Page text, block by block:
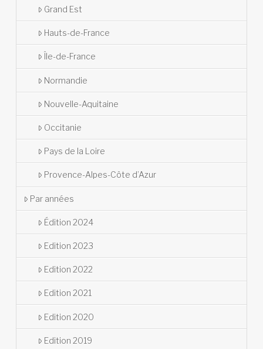
Grand Est
Hauts-de-France
Île-de-France
Normandie
Nouvelle-Aquitaine
Occitanie
Pays de la Loire
Provence-Alpes-Côte d’Azur
Par années
Édition 2024
Edition 2023
Edition 2022
Edition 2021
Edition 2020
Edition 2019